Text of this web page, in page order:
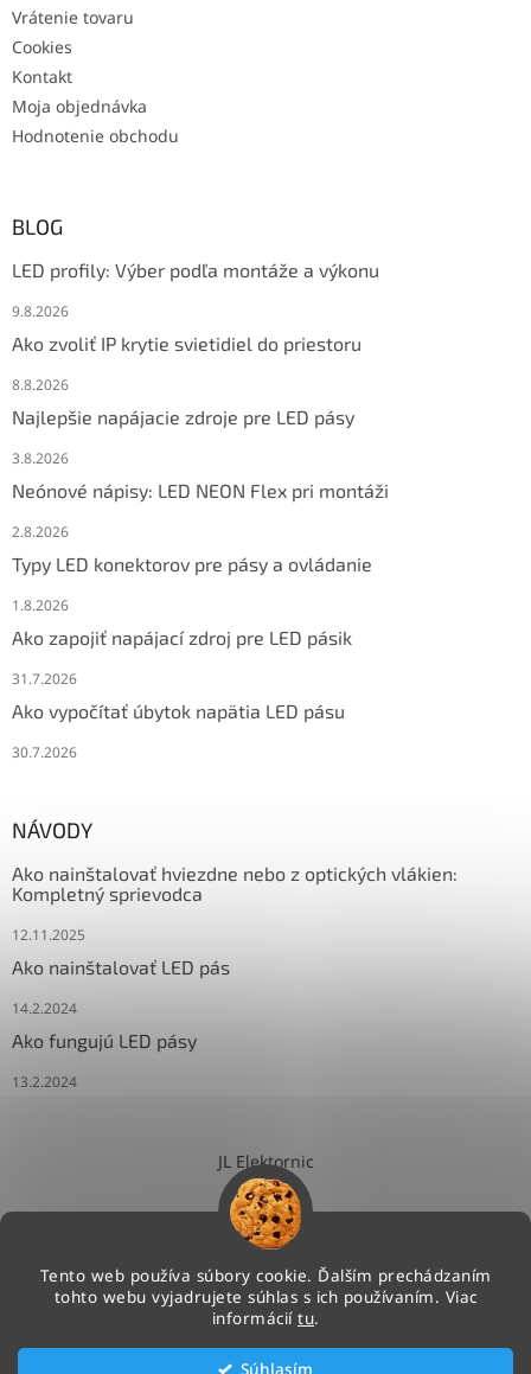
Tento web používa súbory cookie. Ďalším prechádzaním
tohto webu vyjadrujete súhlas s ich používaním. Viac
informácií tu.
Súhlasím
Vrátenie tovaru
Cookies
Kontakt
Moja objednávka
Hodnotenie obchodu
BLOG
LED profily: Výber podľa montáže a výkonu
9.8.2026
Ako zvoliť IP krytie svietidiel do priestoru
8.8.2026
Najlepšie napájacie zdroje pre LED pásy
3.8.2026
Neónové nápisy: LED NEON Flex pri montáži
2.8.2026
Typy LED konektorov pre pásy a ovládanie
1.8.2026
Ako zapojiť napájací zdroj pre LED pásik
31.7.2026
Ako vypočítať úbytok napätia LED pásu
30.7.2026
NÁVODY
Ako nainštalovať hviezdne nebo z optických vlákien:
Kompletný sprievodca
12.11.2025
Ako nainštalovať LED pás
14.2.2024
Ako fungujú LED pásy
13.2.2024
JL Elektornic
Vytvoril Shoptet